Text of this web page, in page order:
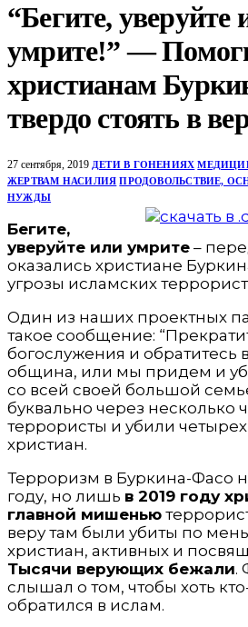
“Бегите, уверуйте
умрите!” —
христианам
твердо стоять в
27 сентября, 2019 ДЕТИ В ГОНЕНИЯХ
ЖЕРТВАМ НАСИЛИЯ ПРОДОВОЛЬСТВИЕ,
НУЖДЫ
Бегите,
уверуйте или умрите –
оказались христиане
угрозы исламских
Один из наших проектных
такое сообщение:
богослужения и обратитесь
община, или мы придем и
со всей своей большой
буквально через несколько
террористы и убили
христиан.
Терроризм в Буркина-Фасо
году, но лишь в 2019 году
главной мишенью
веру там были убиты по
христиан, активных и
Тысячи верующих бежали.
слышал о том, чтобы хоть
обратился в ислам.